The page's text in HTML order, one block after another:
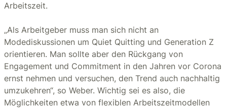
Arbeitszeit.
„Als Arbeitgeber muss man sich nicht an
Modediskussionen um Quiet Quitting und Generation Z
orientieren. Man sollte aber den Rückgang von
Engagement und Commitment in den Jahren vor Corona
ernst nehmen und versuchen, den Trend auch nachhaltig
umzukehren“, so Weber. Wichtig sei es also, die
Möglichkeiten etwa von flexiblen Arbeitszeitmodellen